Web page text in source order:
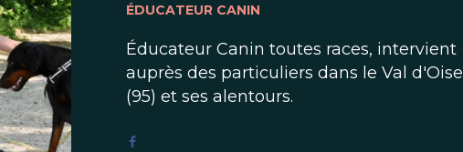
ÉDUCATEUR CANIN
Éducateur Canin toutes races, intervient
auprès des particuliers dans le Val d'Oise
(95) et ses alentours.